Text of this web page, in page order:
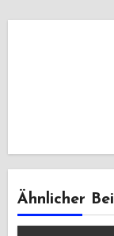
Ähnlicher